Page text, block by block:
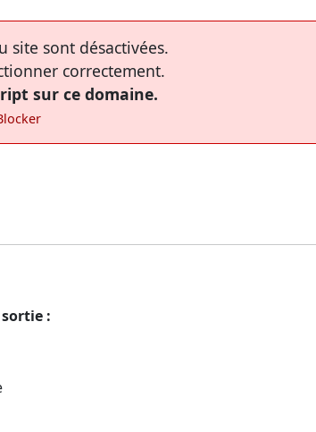
site sont désactivées.
correctement.
sur ce domaine.
: